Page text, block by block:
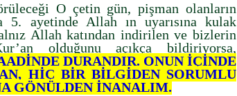
O çetin gün, pişman olanların
5. ayetinde Allah ın uyarısına kulak
Allah katından indirilen ve bizlerin
olduğunu açıkça bildiriyorsa,
DURANDIR. ONUN İÇİNDE
HİÇ BİR BİLGİDEN SORUMLU
GÖNÜLDEN İNANALIM.